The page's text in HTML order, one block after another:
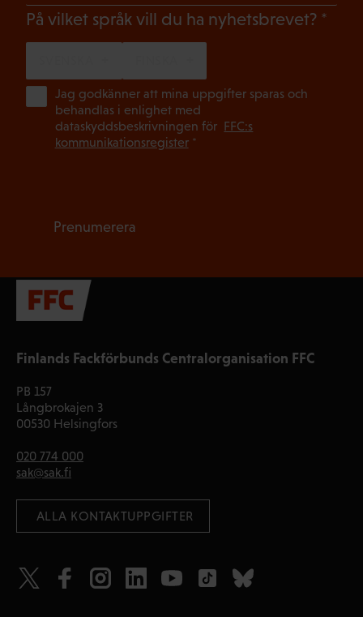
Finlands Fackförbunds Centralorganisation FFC
PB 157
Långbrokajen 3
00530 Helsingfors
020 774 000
sak@sak.fi
ALLA KONTAKTUPPGIFTER
På vilket språk vill du ha nyhetsbrevet?
Jag godkänner att mina uppgifter sparas och
behandlas i enlighet med
dataskyddsbeskrivningen för FFC:s
kommunikationsregister*
Prenumerera